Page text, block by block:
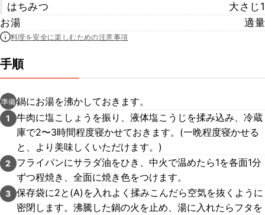
はちみつ
大さじ1
お湯
適量
料理を安全に楽しむための注意事項
手順
準備鍋にお湯を沸かしておきます。
1
牛肉に塩こしょうを振り、液体塩こうじを揉み込み、冷蔵
庫で2〜3時間程度寝かせておきます。(一晩程度寝かせる
と、より美味しくいただけます。)
2
フライパンにサラダ油をひき、中火で温めたら1を各面1分
ずつ程焼き、全面に焼き色をつけます。
3 保存袋に2と(A)を入れよく揉みこんだら空気を抜くように
密閉します。沸騰した鍋の火を止め、湯に入れたらフタを